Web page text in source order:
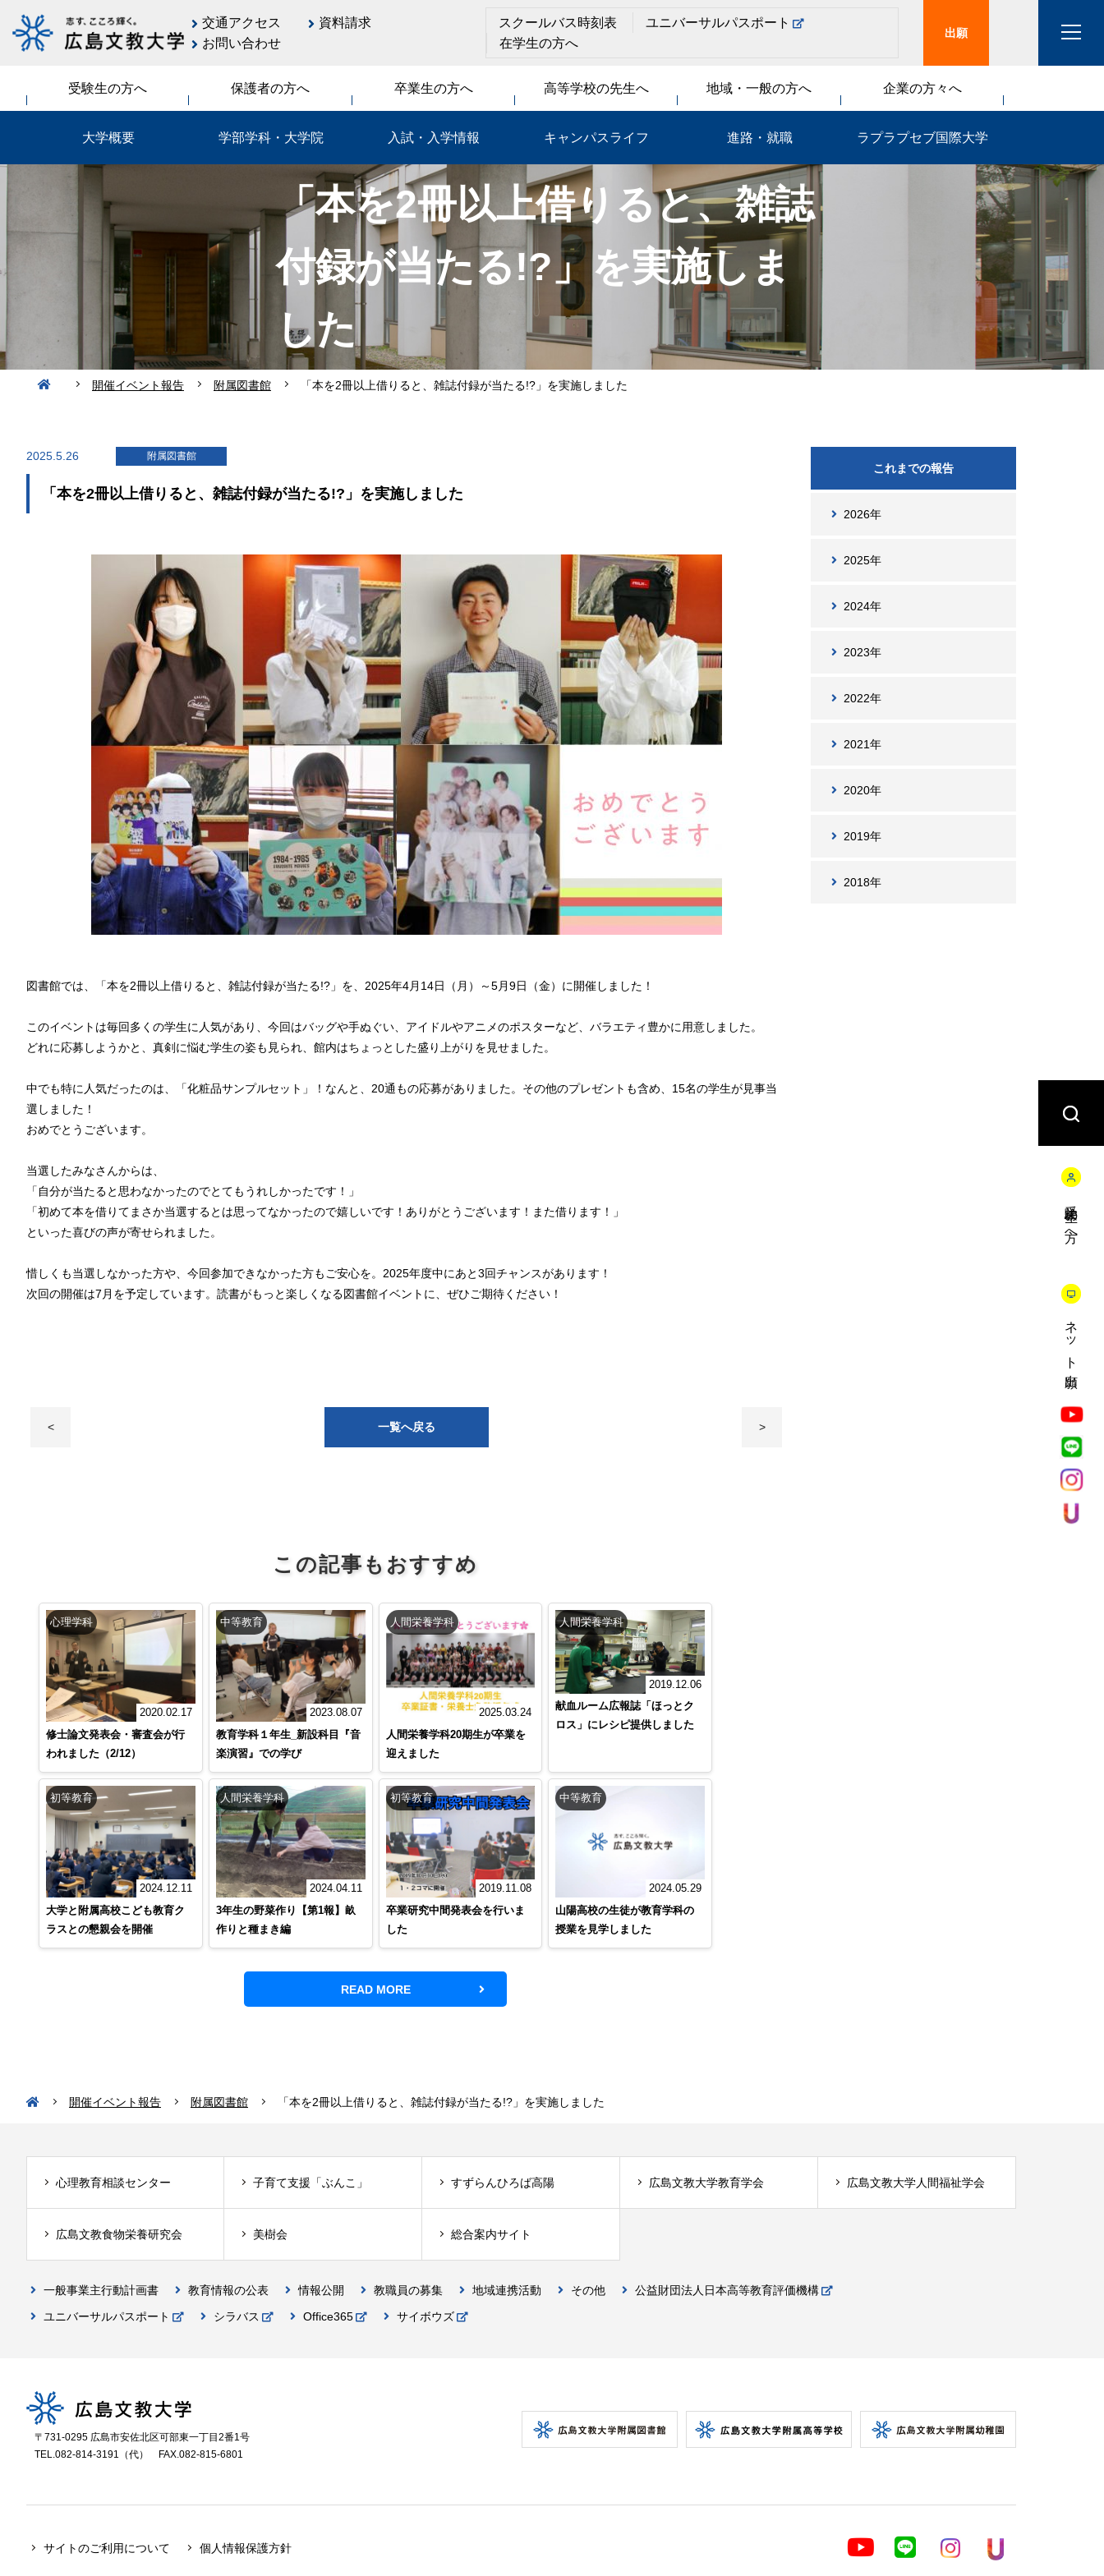
交通アクセス
資料請求
お問い合わせ
スクールバス時刻表
ユニバーサルパスポート
在学生の方へ
受験生の方へ 保護者の方へ 卒業生の方へ 高等学校の先生へ 地域・一般の方へ 企業の方々へ
大学概要 学部学科・大学院 入試・入学情報 キャンパスライフ 進路・就職 ラプラプセブ国際大学
「本を2冊以上借りると、雑誌
付録が当たる!?」を実施しま
した
開催イベント報告 附属図書館 「本を2冊以上借りると、雑誌付録が当たる!?」を実施しました
2025.5.26 附属図書館
「本を2冊以上借りると、雑誌付録が当たる!?」を実施しました
図書館では、「本を2冊以上借りると、雑誌付録が当たる!?」を、2025年4月14日（月）～5月9日（金）に開催しました！
このイベントは毎回多くの学生に人気があり、今回はバッグや手ぬぐい、アイドルやアニメのポスターなど、バラエティ豊かに用意しました。
どれに応募しようかと、真剣に悩む学生の姿も見られ、館内はちょっとした盛り上がりを見せました。
中でも特に人気だったのは、「化粧品サンプルセット」！なんと、20通もの応募がありました。その他のプレゼントも含め、15名の学生が見事当
選しました！
おめでとうございます。
当選したみなさんからは、
「自分が当たると思わなかったのでとてもうれしかったです！」
「初めて本を借りてまさか当選するとは思ってなかったので嬉しいです！ありがとうございます！また借ります！」
といった喜びの声が寄せられました。
惜しくも当選しなかった方や、今回参加できなかった方もご安心を。2025年度中にあと3回チャンスがあります！
次回の開催は7月を予定しています。読書がもっと楽しくなる図書館イベントに、ぜひご期待ください！
< 一覧へ戻る >
この記事もおすすめ
心理学科
2020.02.17
修士論文発表会・審査会が行
われました（2/12）
中等教育
2023.08.07
教育学科１年生_新設科目『音
楽演習』での学び
人間栄養学科
2025.03.24
人間栄養学科20期生が卒業を
迎えました
人間栄養学科
2019.12.06
献血ルーム広報誌「ほっとク
ロス」にレシピ提供しました
初等教育
2024.12.11
大学と附属高校こども教育ク
ラスとの懇親会を開催
人間栄養学科
2024.04.11
3年生の野菜作り【第1報】畝
作りと種まき編
初等教育
2019.11.08
卒業研究中間発表会を行いま
した
中等教育
2024.05.29
山陽高校の生徒が教育学科の
授業を見学しました
READ MORE
これまでの報告
2026年
2025年
2024年
2023年
2022年
2021年
2020年
2019年
2018年
出願
受験生の方へ
ネット出願
開催イベント報告 附属図書館 「本を2冊以上借りると、雑誌付録が当たる!?」を実施しました
心理教育相談センター 子育て支援「ぶんこ」 すずらんひろば高陽 広島文教大学教育学会 広島文教大学人間福祉学会
広島文教食物栄養研究会 美樹会 総合案内サイト
一般事業主行動計画書 教育情報の公表 情報公開 教職員の募集 地域連携活動 その他
公益財団法人日本高等教育評価機構
ユニバーサルパスポート
シラバス Office365 サイボウズ
〒731-0295 広島市安佐北区可部東一丁目2番1号
TEL.082-814-3191（代）
FAX.082-815-6801
サイトのご利用について 個人情報保護方針